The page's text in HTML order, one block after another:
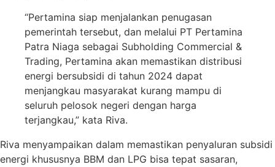
“Pertamina siap menjalankan penugasan
pemerintah tersebut, dan melalui PT Pertamina
Patra Niaga sebagai Subholding Commercial &
Trading, Pertamina akan memastikan distribusi
energi bersubsidi di tahun 2024 dapat
menjangkau masyarakat kurang mampu di
seluruh pelosok negeri dengan harga
terjangkau,” kata Riva.
Riva menyampaikan dalam memastikan penyaluran subsidi
energi khususnya BBM dan LPG bisa tepat sasaran,